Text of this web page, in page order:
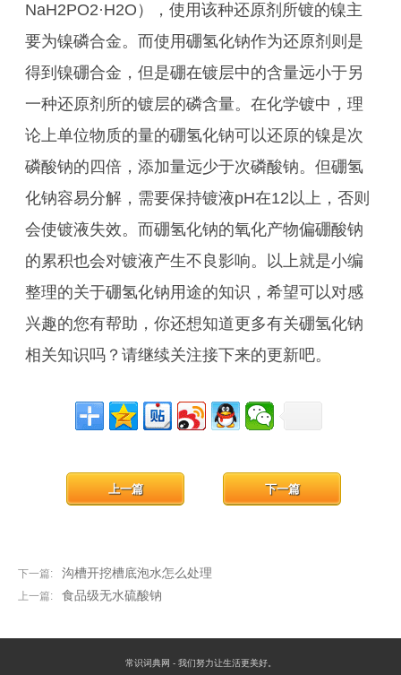
NaH2PO2·H2O），使用该种还原剂所镀的镍主
要为镍磷合金。而使用硼氢化钠作为还原剂则是
得到镍硼合金，但是硼在镀层中的含量远小于另
一种还原剂所的镀层的磷含量。在化学镀中，理
论上单位物质的量的硼氢化钠可以还原的镍是次
磷酸钠的四倍，添加量远少于次磷酸钠。但硼氢
化钠容易分解，需要保持镀液pH在12以上，否则
会使镀液失效。而硼氢化钠的氧化产物偏硼酸钠
的累积也会对镀液产生不良影响。以上就是小编
整理的关于硼氢化钠用途的知识，希望可以对感
兴趣的您有帮助，你还想知道更多有关硼氢化钠
相关知识吗？请继续关注接下来的更新吧。
下一篇: 沟槽开挖槽底泡水怎么处理
下一篇
上一篇: 食品级无水硫酸钠
上一篇
常识词典网 - 我们努力让生活更美好。